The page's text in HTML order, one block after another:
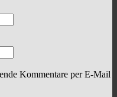
Kommentare per E-Mail